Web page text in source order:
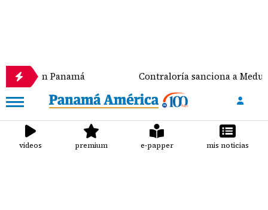
Contraloría sanciona a Meduca y a la
videos premium e-papper mis noticias